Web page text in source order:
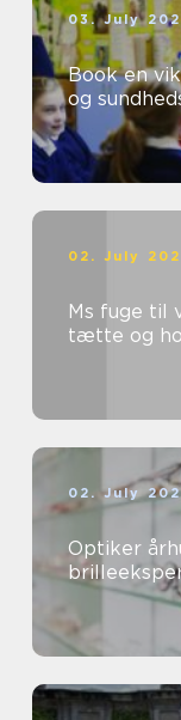
03. July
Book en
og
02. July
Ms fuge til
tætte og
02. July
Optiker århus sådan vælger du